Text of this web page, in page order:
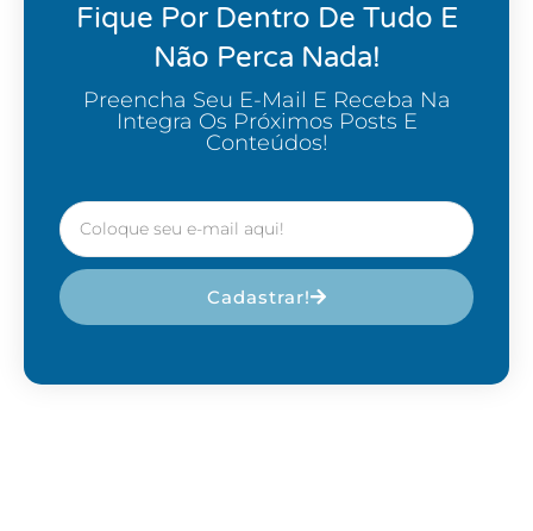
Fique Por Dentro De Tudo E
Não Perca Nada!
Preencha Seu E-Mail E Receba Na
Integra Os Próximos Posts E
Conteúdos!
Cadastrar!